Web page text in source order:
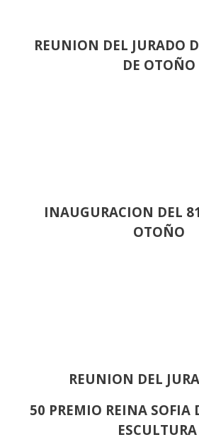
REUNION DEL JURADO
DE OTOÑO
INAUGURACION DEL
OTOÑO
REUNION DEL
50 PREMIO REINA SOFIA
ESCULTURA